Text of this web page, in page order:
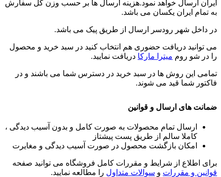
ایران ارسال خواهد نمود.هزینه ارسال ها بر حسب وزن کل سفارش
به تمام ایران یکسان می باشد.
در داخل شهر رودسر ارسال از طریق پیک می باشد.
می توانید دریافت حضوری هم انتخاب کنید در سبد خرید و محصول
را در شو روم میترا مارکا دریافت نمایید.
تمامی این روش ها در سبد خرید در دسترس شما می باشند و در
فاکتور شما قید می شوند.
ضمانت های ارسال و قوانین
ارسال تمام محصولات به صورت کامل و بدون آسیب دیدگی ،
کاملا سالم از طریق پست پیشتاز
امکان بازگشت محصول در صورت آسیب دیدگی و مغایرت
برای اطلاع از شرایط و مقررات کامل فروشگاه می توانید صفحه
قوانین و مقررات و سوالات متداول را مطالعه نمایید.